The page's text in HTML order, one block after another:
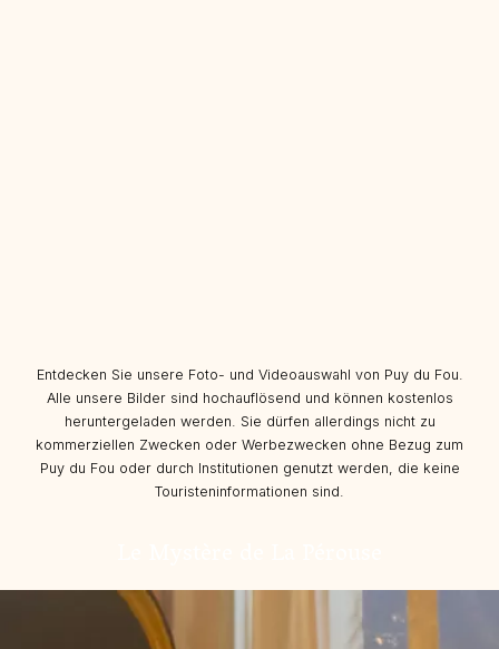
Entdecken Sie unsere Foto- und Videoauswahl von Puy du Fou.
Alle unsere Bilder sind hochauflösend und können kostenlos
heruntergeladen werden. Sie dürfen allerdings nicht zu
kommerziellen Zwecken oder Werbezwecken ohne Bezug zum
Puy du Fou oder durch Institutionen genutzt werden, die keine
Touristeninformationen sind.